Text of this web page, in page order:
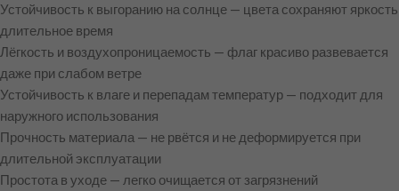
Устойчивость к выгоранию на солнце — цвета сохраняют яркость
длительное время
Лёгкость и воздухопроницаемость — флаг красиво развевается
даже при слабом ветре
Устойчивость к влаге и перепадам температур — подходит для
наружного использования
Прочность материала — не рвётся и не деформируется при
длительной эксплуатации
Простота в уходе — легко очищается от загрязнений